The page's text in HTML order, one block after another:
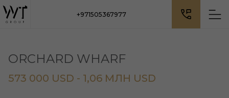
+971505367977
ORCHARD WHARF
573 000 USD - 1,06 МЛН USD